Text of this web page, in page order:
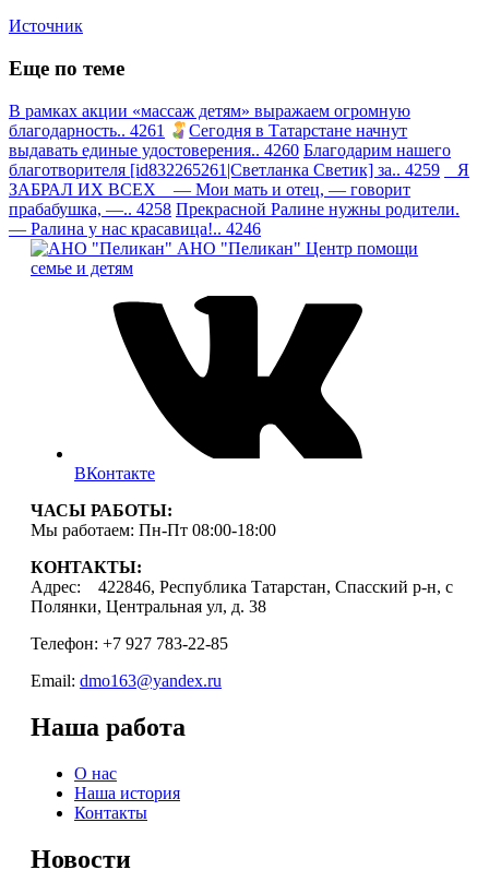
Источник
Еще по теме
В рамках акции «массаж детям» выражаем огромную
благодарность.. 4261
Сегодня в Татарстане начнут
выдавать единые удостоверения.. 4260 Благодарим нашего
благотворителя [id832265261|Светланка Светик] за.. 4259
Я
ЗАБРАЛ ИХ ВСЕХ — Мои мать и отец, — говорит
прабабушка, —.. 4258 Прекрасной Ралине нужны родители.
— Ралина у нас красавица!.. 4246
АНО "Пеликан" Центр помощи
семье и детям
ВКонтакте
ЧАСЫ РАБОТЫ:
Мы работаем: Пн-Пт 08:00-18:00
КОНТАКТЫ:
Адрес: 422846, Республика Татарстан, Спасский р-н, с
Полянки, Центральная ул, д. 38
Телефон: +7 927 783-22-85
Email: dmo163@yandex.ru
Наша работа
О нас
Наша история
Контакты
Новости